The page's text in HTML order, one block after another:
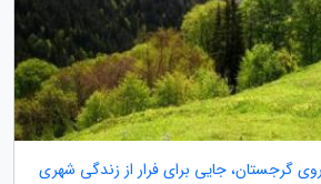
گرجستان، جایی برای فرار از زندگی شهری